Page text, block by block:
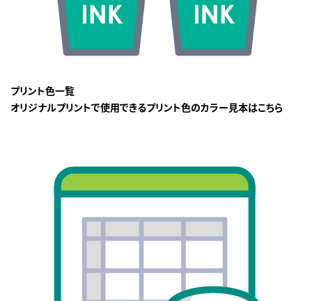
プリント色一覧
オリジナルプリントで使用できるプリント色のカラー見本はこちら